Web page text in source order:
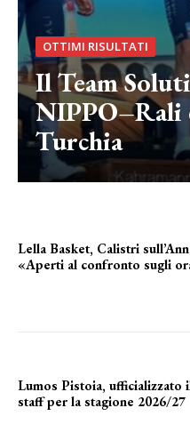
OTTIMI RISULTATI
Il Team
NIPPO–Rali
Turchia
Lella Basket, Calistri
«Aperti al confronto sugli
Lumos Pistoia, ufficializzato
staff per la stagione 2026/27